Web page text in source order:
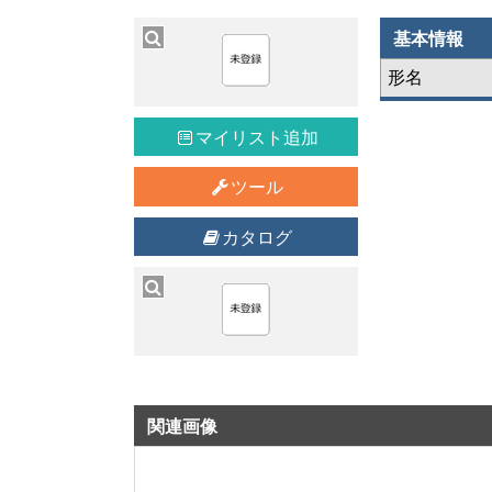
マイリスト追加
ツール
カタログ
基本情報
形名
関連画像